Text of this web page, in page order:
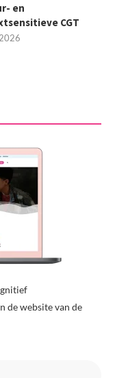
en
CGT
de website van de